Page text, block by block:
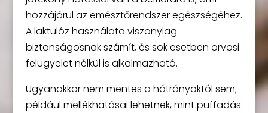
hozzájárul az emésztőrendszer egészségéhez.
A laktulóz használata viszonylag
biztonságosnak számít, és sok esetben orvosi
felügyelet nélkül is alkalmazható.
Ugyanakkor nem mentes a hátrányoktól sem;
például mellékhatásai lehetnek, mint puffadás